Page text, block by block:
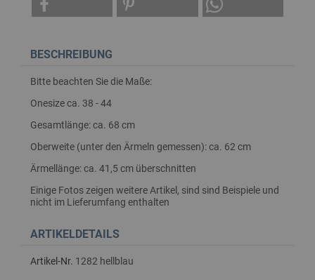
BESCHREIBUNG
Bitte beachten Sie die Maße:
Onesize ca. 38 - 44
Gesamtlänge: ca. 68 cm
Oberweite (unter den Ärmeln gemessen): ca. 62 cm
Ärmellänge: ca. 41,5 cm überschnitten
Einige Fotos zeigen weitere Artikel, sind sind Beispiele und
nicht im Lieferumfang enthalten
ARTIKELDETAILS
Artikel-Nr. 1282 hellblau